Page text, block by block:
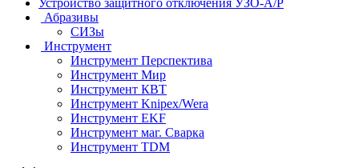
Устройство защитного отключения УЗО-А/Р
Абразивы
СИЗы
Инструмент
Инструмент Перспектива
Инструмент Мир
Инструмент КВТ
Инструмент Knipex/Wera
Инструмент EKF
Инструмент маг. Сварка
Инструмент TDM